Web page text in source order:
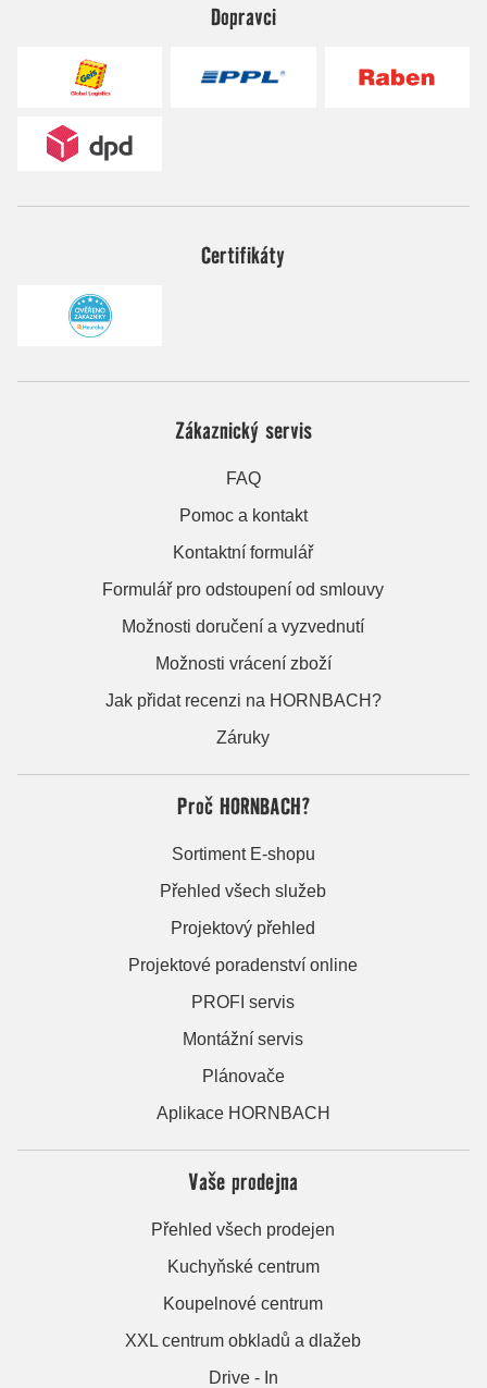
Dopravci
Certifikáty
Zákaznický servis
FAQ
Pomoc a kontakt
Kontaktní formulář
Formulář pro odstoupení od smlouvy
Možnosti doručení a vyzvednutí
Možnosti vrácení zboží
Jak přidat recenzi na HORNBACH?
Záruky
Proč HORNBACH?
Sortiment E-shopu
Přehled všech služeb
Projektový přehled
Projektové poradenství online
PROFI servis
Montážní servis
Plánovače
Aplikace HORNBACH
Vaše prodejna
Přehled všech prodejen
Kuchyňské centrum
Koupelnové centrum
XXL centrum obkladů a dlažeb
Drive - In